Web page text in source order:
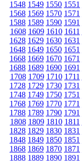
1548 1549 1550 1551
1568 1569 1570 1571
1588 1589 1590 1591
1608 1609 1610 1611
1628 1629 1630 1631
1648 1649 1650 1651
1668 1669 1670 1671
1688 1689 1690 1691
1708 1709 1710 1711
1728 1729 1730 1731
1748 1749 1750 1751
1768 1769 1770 1771
1788 1789 1790 1791
1808 1809 1810 1811
1828 1829 1830 1831
1848 1849 1850 1851
1868 1869 1870 1871
1888 1889 1890 1891